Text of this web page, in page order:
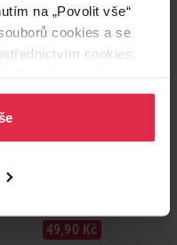
na „Povolit vše“
cookies a se
cookies.
načítám
Garance ceny
Sport Normal tampony 16
49,90 Kč